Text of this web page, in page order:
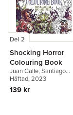
Del 2
Shocking Horror
Colouring Book
Juan Calle,Santiago
Calle
Häftad, 2023
139 kr